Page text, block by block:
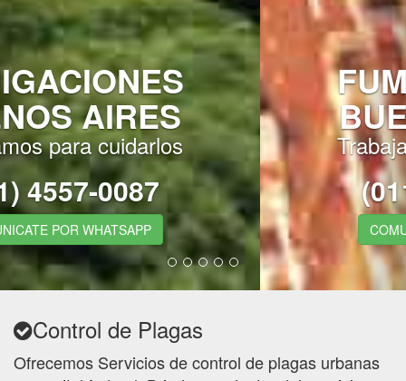
FUMIGACIONES
BUENOS AIRES
Trabajamos para cuidarlos
(011) 4557-0087
COMUNICATE POR WHATSAPP
Control de Plagas
Ofrecemos Servicios de control de plagas urbanas